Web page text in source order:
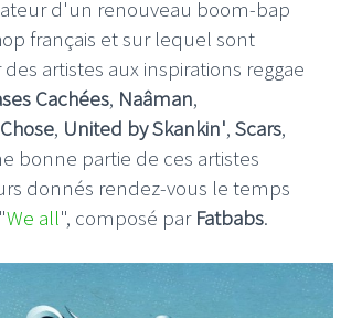
d'un renouveau boom-bap
français et sur lequel sont
artistes aux inspirations reggae
Cachées, Naâman,
, United by Skankin', Scars,
bonne partie de ces artistes
donnés rendez-vous le temps
We all", composé par Fatbabs.